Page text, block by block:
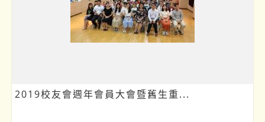
2019校友會週年會員大會暨舊生重...